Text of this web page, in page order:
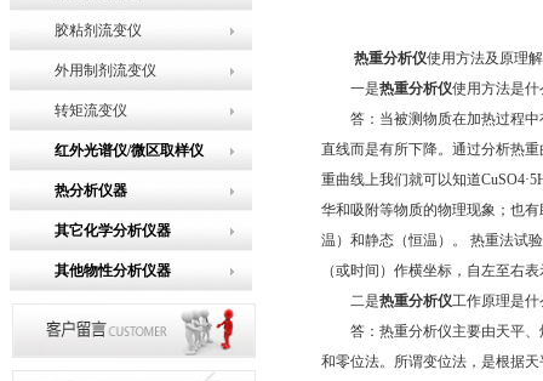
胶粘剂流变仪
外用制剂流变仪
转矩流变仪
红外光谱仪/微区取样仪
热分析仪器
其它化学分析仪器
其他物性分析仪器
热重分析仪使用方法及原理
一是热重分析仪使用方法是什
答：当被测物质在加热过程中
直线而是有所下降。通过分析热
重曲线上我们就可以知道
华和吸附等物质的物理现象；也
温）和静态（恒温）。 热重法试
（或时间）作横坐标，自左至右
二是热重分析仪工作原理是什
答：热重分析仪主要由天平、
和零位法。所谓变位法，是根据